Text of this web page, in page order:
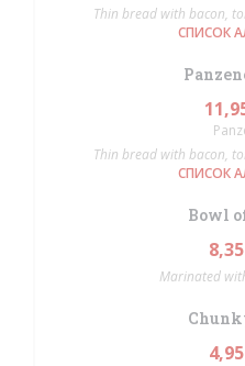
Thin bread with bacon,
СПИСОК
Thin bread with bacon,
СПИСОК
Bowl
Marinated